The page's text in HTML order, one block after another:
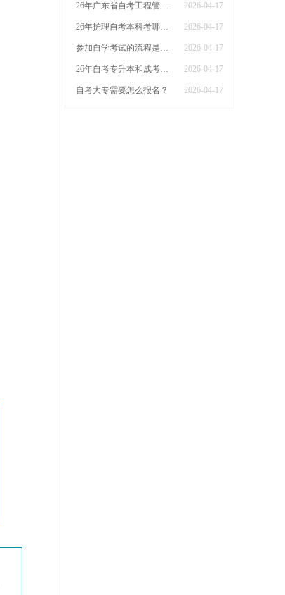
26年广东省自考工程管理本科科目有哪些课程 2026-04-17
26年护理自考本科考哪几门广东省 2026-04-17
参加自学考试的流程是什么？什么时候能报名 2026-04-17
26年自考专升本和成考专升本哪个更好 2026-04-17
自考大专需要怎么报名？ 2026-04-17